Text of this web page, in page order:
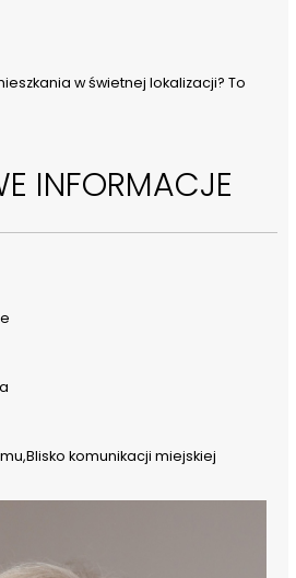
w świetnej lokalizacji? To
studio zaprojektowane z dbałością o
- idealny na poranną kawę
patio - cisza i spokój w centrum
nowej kamienicy tuż przy stacji metra
INFORMACJE
komunikacji miejskiej